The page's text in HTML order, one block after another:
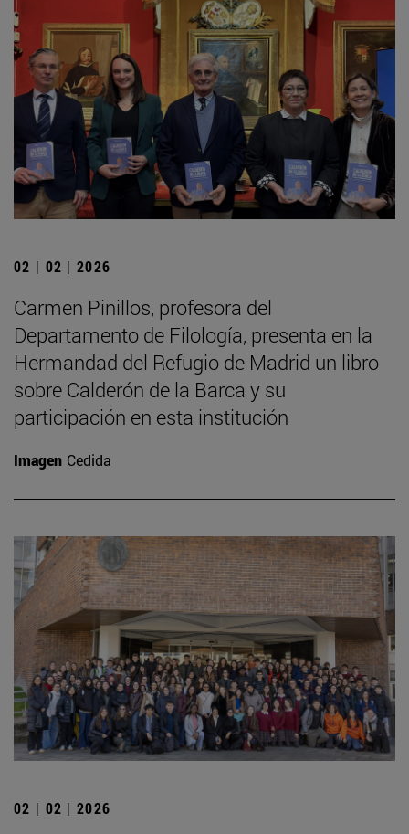
02 | 02 | 2026
Carmen Pinillos, profesora del
Departamento de Filología, presenta en la
Hermandad del Refugio de Madrid un libro
sobre Calderón de la Barca y su
participación en esta institución
Imagen Cedida
02 | 02 | 2026